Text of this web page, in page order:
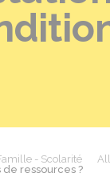
- Scolarité
ressources ?